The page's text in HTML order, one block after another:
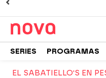
SERIES PROGRAMAS
EL SABATIELLO'S EN